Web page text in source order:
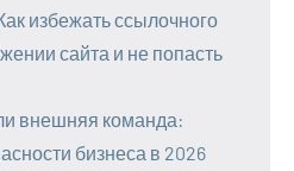
избежать ссылочного
сайта и не попасть
внешняя команда:
бизнеса в 2026